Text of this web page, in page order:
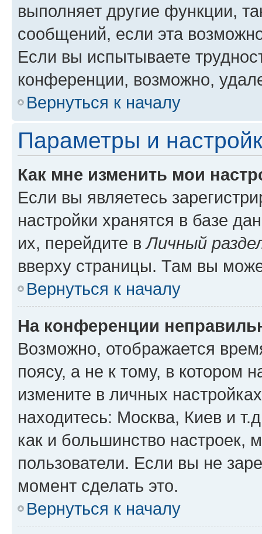
выполняет другие функции,
сообщений, если эта
Если вы испытываете
конференции, возможно,
Вернуться к началу
Параметры и
Как мне изменить мои
Если вы являетесь
настройки хранятся в базе
их, перейдите вЛичный
вверху страницы. Там вы
Вернуться к началу
На конференции
Возможно, отображается
поясу, а не к тому, в котором
измените в личных
находитесь: Москва, Киев и
как и большинство настроек,
пользователи. Если вы не
момент сделать это.
Вернуться к началу